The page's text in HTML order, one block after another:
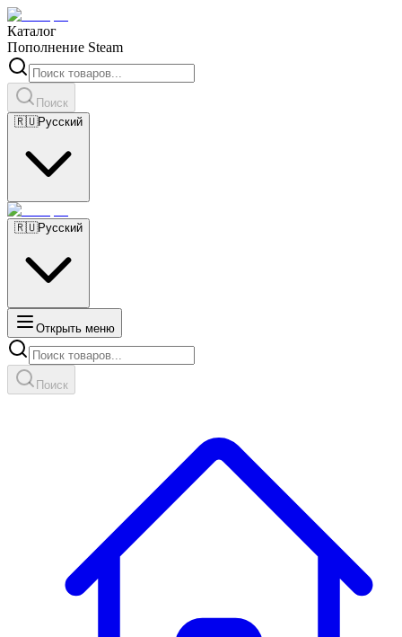
Каталог
Пополнение Steam
Поиск
🇷🇺Русский
🇷🇺Русский
Открыть меню
Поиск